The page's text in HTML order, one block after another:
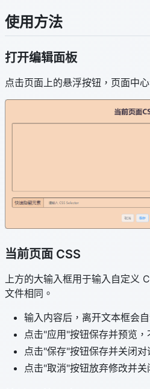
使用方法
打开编辑面板
点击页面上的悬浮按钮，页面中
当前页面 CSS
上方的大输入框用于输入自定义
文件相同。
输入内容后，离开文本框会
点击"应用"按钮保存并预览
点击"保存"按钮保存并关闭对
点击"取消"按钮放弃修改并关